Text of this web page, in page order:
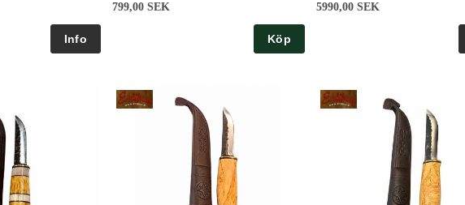
799,00 SEK
Köp
5990,00 SEK